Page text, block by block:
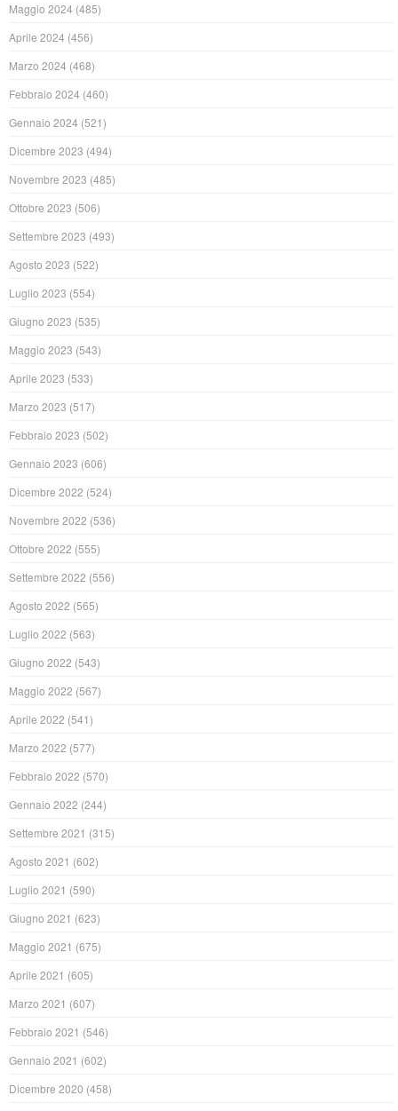
Maggio 2024 (485)
Aprile 2024 (456)
Marzo 2024 (468)
Febbraio 2024 (460)
Gennaio 2024 (521)
Dicembre 2023 (494)
Novembre 2023 (485)
Ottobre 2023 (506)
Settembre 2023 (493)
Agosto 2023 (522)
Luglio 2023 (554)
Giugno 2023 (535)
Maggio 2023 (543)
Aprile 2023 (533)
Marzo 2023 (517)
Febbraio 2023 (502)
Gennaio 2023 (606)
Dicembre 2022 (524)
Novembre 2022 (536)
Ottobre 2022 (555)
Settembre 2022 (556)
Agosto 2022 (565)
Luglio 2022 (563)
Giugno 2022 (543)
Maggio 2022 (567)
Aprile 2022 (541)
Marzo 2022 (577)
Febbraio 2022 (570)
Gennaio 2022 (244)
Settembre 2021 (315)
Agosto 2021 (602)
Luglio 2021 (590)
Giugno 2021 (623)
Maggio 2021 (675)
Aprile 2021 (605)
Marzo 2021 (607)
Febbraio 2021 (546)
Gennaio 2021 (602)
Dicembre 2020 (458)